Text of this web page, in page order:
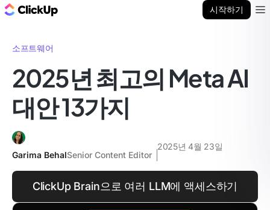
시작하기
소프트웨어
2025년 최고의 Meta AI
대안 13가지
Garima BehalSenior Content Editor
2025년 4월 23일
ClickUp Brain으로 여러 LLM에 액세스하기